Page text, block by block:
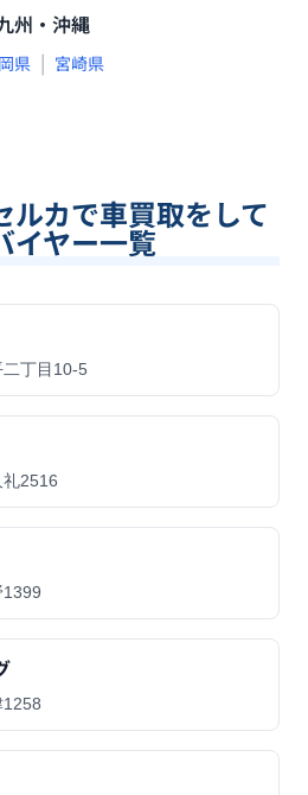
州・沖縄
県 | 宮崎県
ルカで車買取をして
イヤー一覧
丁目10-5
2516